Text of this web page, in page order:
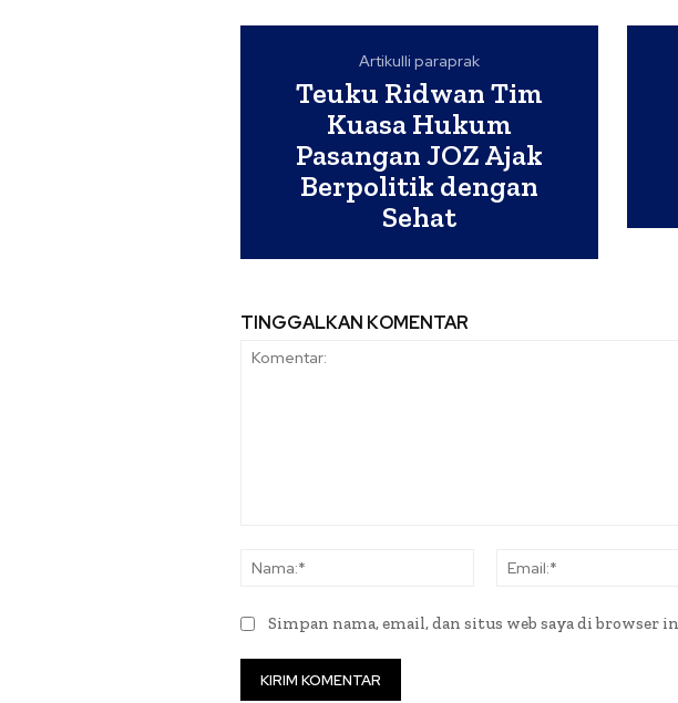
Artikulli paraprak
Teuku Ridwan Tim
Kuasa Hukum
Pasangan JOZ Ajak
Berpolitik dengan
Sehat
TINGGALKAN KOMENTAR
Nama:*
Simpan nama, email, dan situs web saya di browser